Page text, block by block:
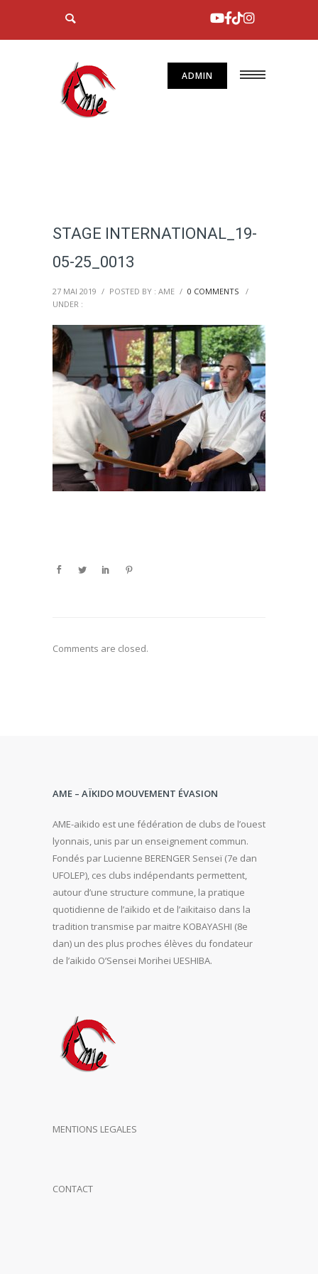
ADMIN
STAGE INTERNATIONAL_19-
05-25_0013
27 MAI 2019 / POSTED BY : AME / 0 COMMENTS
/
UNDER :
Comments are closed.
AME – AÏKIDO MOUVEMENT ÉVASION
AME-aikido est une fédération de clubs de l’ouest
lyonnais, unis par un enseignement commun.
Fondés par Lucienne BERENGER Senseï (7e dan
UFOLEP), ces clubs indépendants permettent,
autour d’une structure commune, la pratique
quotidienne de l’aïkido et de l’aikitaiso dans la
tradition transmise par maitre KOBAYASHI (8e
dan) un des plus proches élèves du fondateur
de l’aikido O’Sensei Morihei UESHIBA.
MENTIONS LEGALES
CONTACT